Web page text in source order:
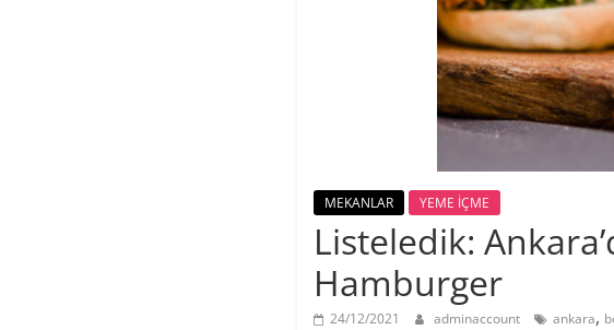
MEKANLAR YEME İÇME
Listeledik:
Hamburger
24/12/2021 adminaccount ankara,